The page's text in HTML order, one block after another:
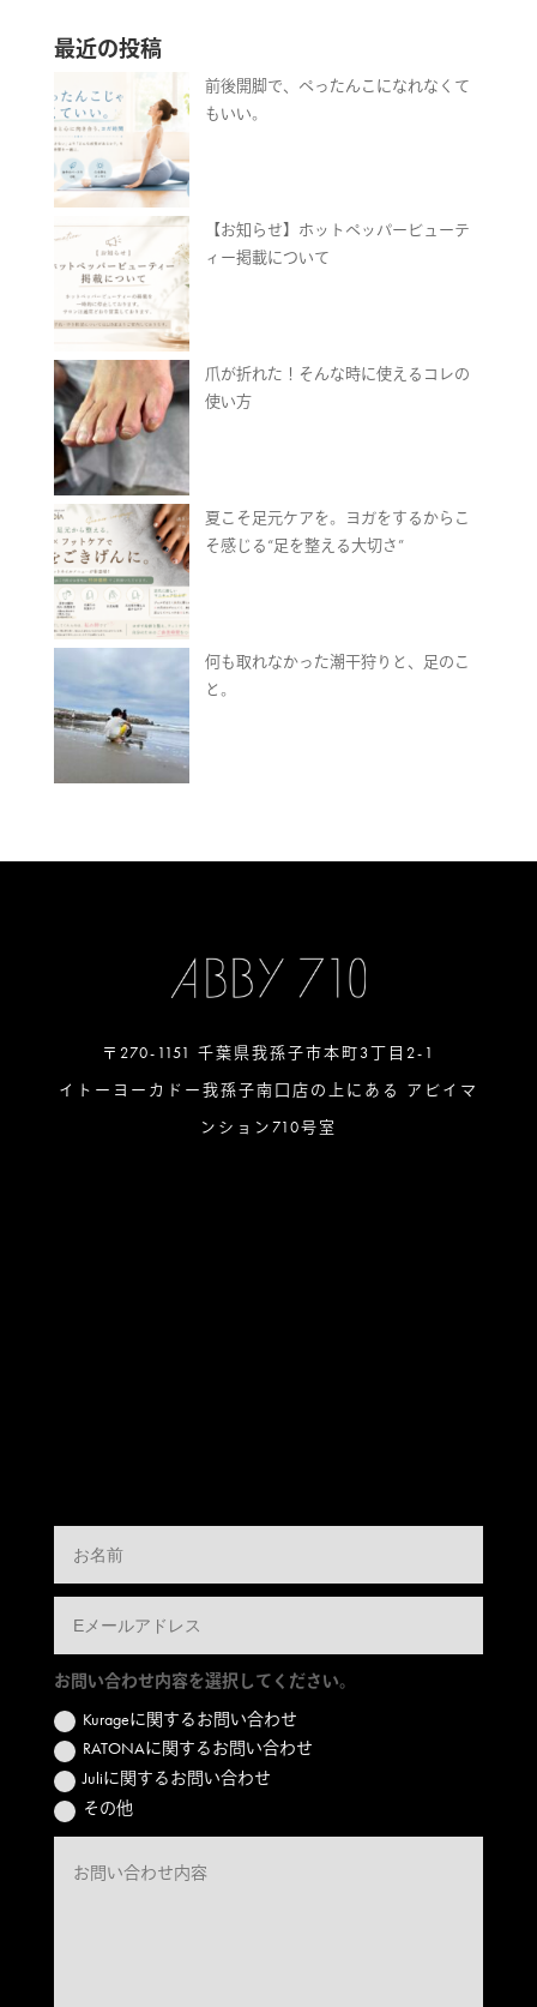
最近の投稿
前後開脚で、ぺったんこになれなくて
もいい。
【お知らせ】ホットペッパービューテ
ィー掲載について
爪が折れた！そんな時に使えるコレの
使い方
夏こそ足元ケアを。ヨガをするからこ
そ感じる“足を整える大切さ”
何も取れなかった潮干狩りと、足のこ
と。
〒270-1151 千葉県我孫子市本町3丁目2-1
イトーヨーカドー我孫子南口店の上にある アビイマ
ンション710号室
お問い合わせ内容を選択してください。
Kurageに関するお問い合わせ
RATONAに関するお問い合わせ
Juliに関するお問い合わせ
その他